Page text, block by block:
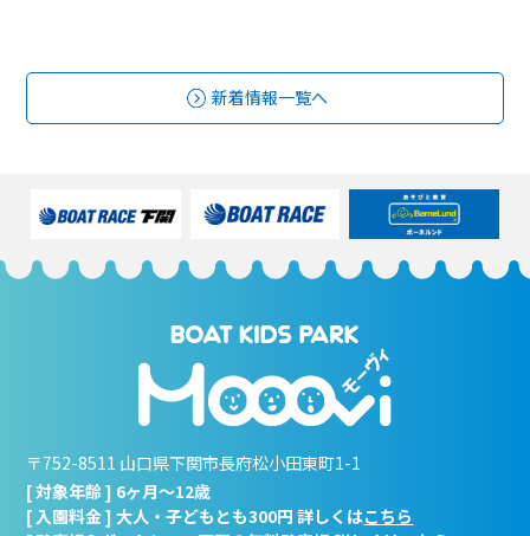
新着情報一覧へ
〒752-8511 山口県下関市長府松小田東町1-1
[ 対象年齢 ] 6ヶ月～12歳
[ 入園料金 ] 大人・子どもとも300円 詳しくはこちら